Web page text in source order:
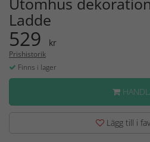
Ladde
529 kr
Prishistorik
Finns i lager
Lägg till i